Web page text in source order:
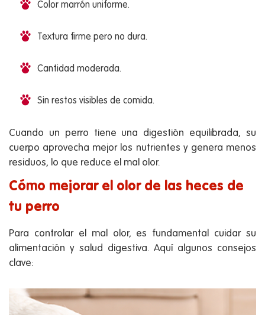
Color marrón uniforme.
Textura firme pero no dura.
Cantidad moderada.
Sin restos visibles de comida.
Cuando un perro tiene una digestión equilibrada, su
cuerpo aprovecha mejor los nutrientes y genera menos
residuos, lo que reduce el mal olor.
Cómo mejorar el olor de las heces de
tu perro
Para controlar el mal olor, es fundamental cuidar su
alimentación y salud digestiva. Aquí algunos consejos
clave: